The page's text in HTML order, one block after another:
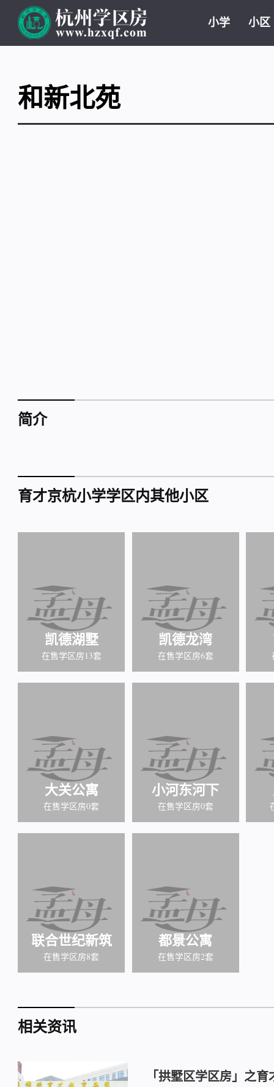
小学 小区
和新北苑
简介
育才京杭小学学区内其他小区
凯德湖墅
在售学区房13套
凯德龙湾
在售学区房6套
大关公寓
在售学区房0套
小河东河下
在售学区房0套
联合世纪新筑
在售学区房8套
都景公寓
在售学区房2套
相关资讯
「拱墅区学区房」之